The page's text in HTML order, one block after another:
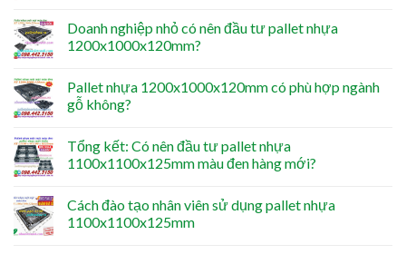
Doanh nghiệp nhỏ có nên đầu tư pallet nhựa
1200x1000x120mm?
Pallet nhựa 1200x1000x120mm có phù hợp ngành
gỗ không?
Tổng kết: Có nên đầu tư pallet nhựa
1100x1100x125mm màu đen hàng mới?
Cách đào tạo nhân viên sử dụng pallet nhựa
1100x1100x125mm